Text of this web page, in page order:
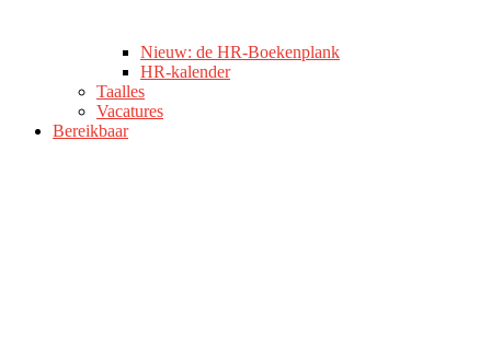
Nieuw: de HR-Boekenplank
HR-kalender
Taalles
Vacatures
Bereikbaar